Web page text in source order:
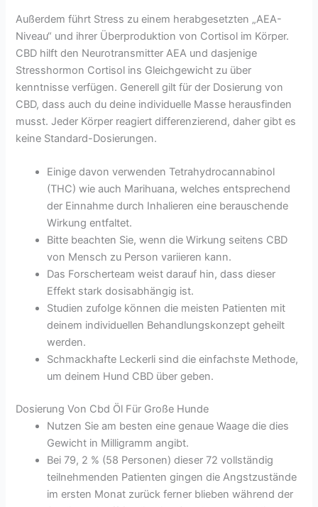
Außerdem führt Stress zu einem herab­­ge­setz­ten „AEA-
Niveau“ und ihrer Überproduktion von Cortisol im Körper.
CBD hilft den Neurotransmitter AEA und dasjenige
Stresshormon Cortisol ins Gleichgewicht zu über
kenntnisse verfügen. Generell gilt für der Dosierung von
CBD, dass auch du deine individuelle Masse herausfinden
musst. Jeder Körper reagiert differenzierend, daher gibt es
keine Standard-Dosierungen.
Einige davon verwenden Tetrahydrocannabinol
(THC) wie auch Marihuana, welches entsprechend
der Einnahme durch Inhalieren eine berauschende
Wirkung entfaltet.
Bitte beachten Sie, wenn die Wirkung seitens CBD
von Mensch zu Person variieren kann.
Das Forscherteam weist darauf hin, dass dieser
Effekt stark dosisabhängig ist.
Studien zufolge können die meisten Patienten mit
deinem individuellen Behandlungskonzept geheilt
werden.
Schmackhafte Leckerli sind die einfachste Methode,
um deinem Hund CBD über geben.
Dosierung Von Cbd Öl Für Große Hunde
Nutzen Sie am besten eine genaue Waage die dies
Gewicht in Milligramm angibt.
Bei 79, 2 % (58 Personen) dieser 72 vollständig
teilnehmenden Patienten gingen die Angstzustände
im ersten Monat zurück ferner blieben während der